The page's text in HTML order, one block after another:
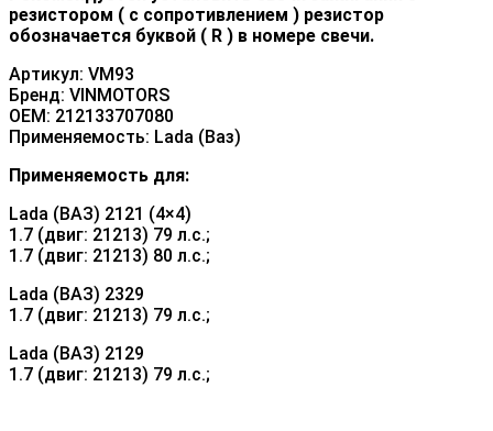
резистором ( с сопротивлением ) резистор
обозначается буквой ( R ) в номере свечи.
Артикул: VM93
Бренд: VINMOTORS
OEM: 212133707080
Применяемость: Lada (Ваз)
Применяемость для:
Lada (ВАЗ) 2121 (4×4)
1.7 (двиг: 21213) 79 л.с.;
1.7 (двиг: 21213) 80 л.с.;
Lada (ВАЗ) 2329
1.7 (двиг: 21213) 79 л.с.;
Lada (ВАЗ) 2129
1.7 (двиг: 21213) 79 л.с.;